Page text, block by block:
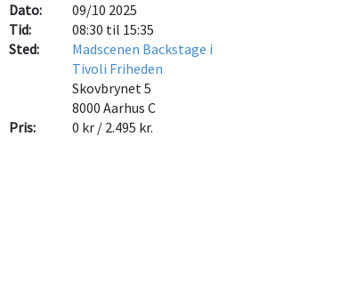
Dato:
09/10 2025
Tid:
08:30 til 15:35
Sted:
Madscenen Backstage i
Tivoli Friheden
Skovbrynet 5
8000Aarhus C
Pris:
0 kr / 2.495 kr.